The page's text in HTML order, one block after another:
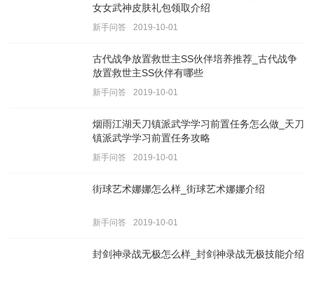
女女武神皮肤礼包领取介绍
新手问答 2019-10-01
古代战争放置救世主SS伙伴培养推荐_古代战争
放置救世主SS伙伴有哪些
新手问答 2019-10-01
烟雨江湖天刀镇派武学学习前置任务怎么做_天刀
镇派武学学习前置任务攻略
新手问答 2019-10-01
街球艺术娜娜怎么样_街球艺术娜娜介绍
新手问答 2019-10-01
封剑神录战无极怎么样_封剑神录战无极技能介绍